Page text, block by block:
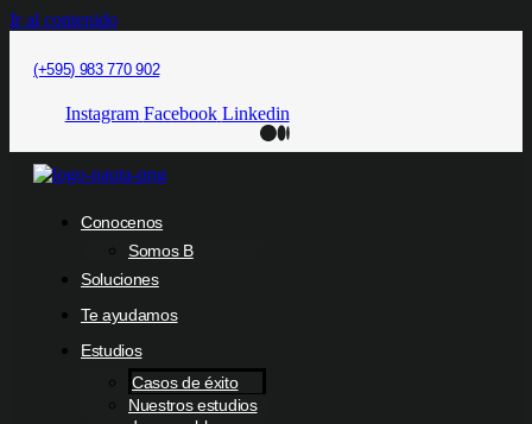
Ir al contenido
(+595) 983 770 902
Instagram Facebook Linkedin
Conocenos
Somos B
Soluciones
Te ayudamos
Estudios
Casos de éxito
Nuestros estudios